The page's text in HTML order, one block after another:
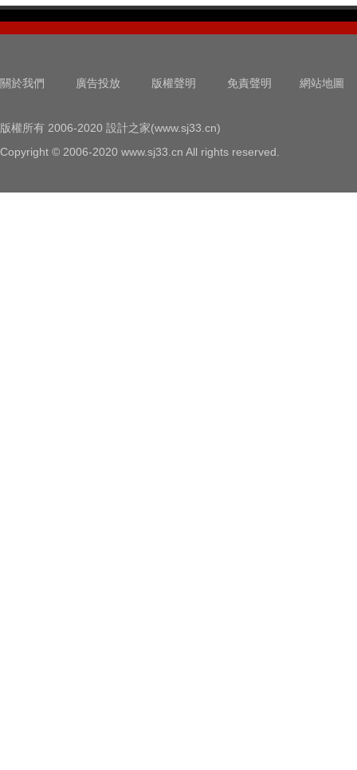
關於我們 廣告投放 版權聲明 免責聲明 網站地圖
版權所有 2006-2020 設計之家(www.sj33.cn)
Copyright © 2006-2020 www.sj33.cn All rights reserved.